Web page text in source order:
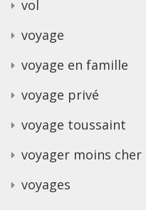
vol
voyage
voyage en famille
voyage privé
voyage toussaint
voyager moins cher
voyages